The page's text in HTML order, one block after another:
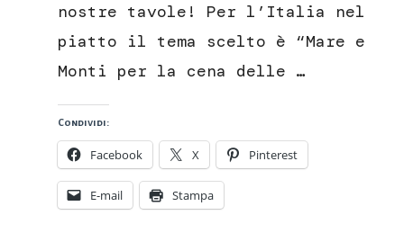
nostre tavole! Per l’Italia nel
piatto il tema scelto è “Mare e
Monti per la cena delle …
Condividi:
Facebook X Pinterest
E-mail Stampa